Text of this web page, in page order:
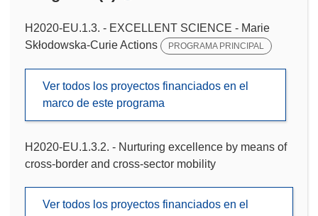
H2020-EU.1.3. - EXCELLENT SCIENCE - Marie
Skłodowska-Curie Actions
PROGRAMA PRINCIPAL
Ver todos los proyectos financiados en el
marco de este programa
H2020-EU.1.3.2. - Nurturing excellence by means of
cross-border and cross-sector mobility
Ver todos los proyectos financiados en el